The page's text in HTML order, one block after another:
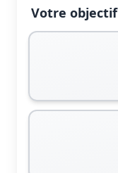
Votre objectif